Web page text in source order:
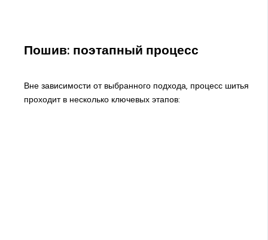
Пошив: поэтапный процесс
Вне зависимости от выбранного подхода, процесс шитья
проходит в несколько ключевых этапов: